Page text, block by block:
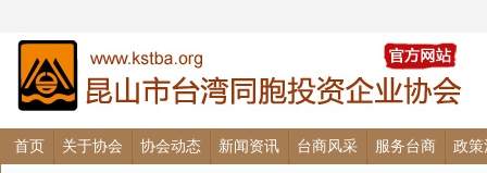
首页 关于协会 协会动态 新闻资讯 台商风采 服务台商 政策